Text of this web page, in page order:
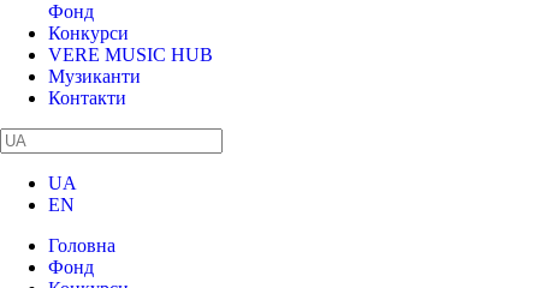
Фонд
Конкурси
VERE MUSIC HUB
Музиканти
Контакти
UA
EN
Головна
Фонд